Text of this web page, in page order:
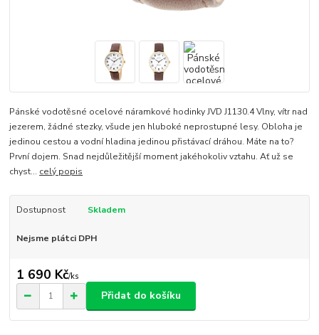
Pánské vodotěsné ocelové náramkové hodinky JVD J1130.4 Vlny, vítr nad
jezerem, žádné stezky, všude jen hluboké neprostupné lesy. Obloha je
jedinou cestou a vodní hladina jedinou přistávací dráhou. Máte na to?
První dojem. Snad nejdůležitější moment jakéhokoliv vztahu. Ať už se
chyst... celý popis
Dostupnost Skladem
Nejsme plátci DPH
1 690 Kč/ks
Přidat do košíku